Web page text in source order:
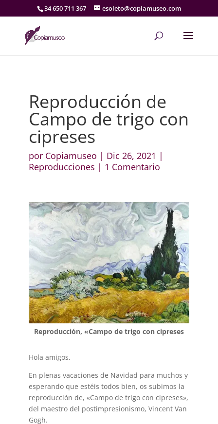
34 650 711 367 esoleto@copiamuseo.com
Reproducción de
Campo de trigo con
cipreses
por Copiamuseo | Dic 26, 2021 |
Reproducciones | 1 Comentario
Reproducción, «Campo de trigo con cipreses
Hola amigos.
En plenas vacaciones de Navidad para muchos y
esperando que estéis todos bien, os subimos la
reproducción de, «Campo de trigo con cipreses»,
del maestro del postimpresionismo, Vincent Van
Gogh.